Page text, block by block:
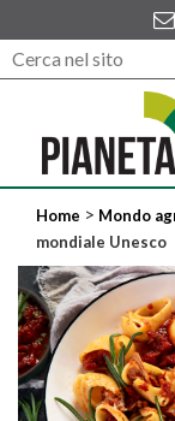
Home > Mondo
mondiale Unesco